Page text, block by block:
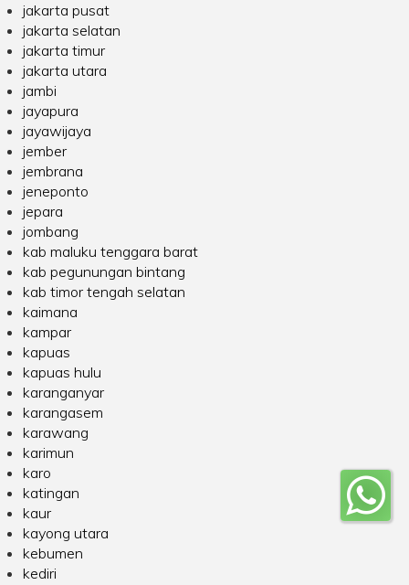
jakarta pusat
jakarta selatan
jakarta timur
jakarta utara
jambi
jayapura
jayawijaya
jember
jembrana
jeneponto
jepara
jombang
kab maluku tenggara barat
kab pegunungan bintang
kab timor tengah selatan
kaimana
kampar
kapuas
kapuas hulu
karanganyar
karangasem
karawang
karimun
karo
katingan
kaur
kayong utara
kebumen
kediri